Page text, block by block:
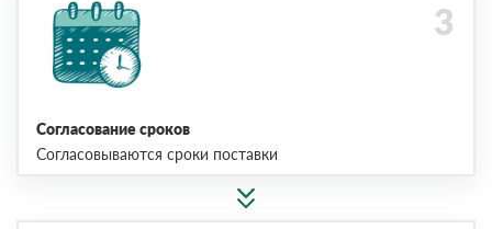
Согласование сроков
Согласовываются сроки поставки